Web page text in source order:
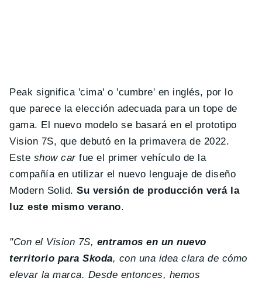
Peak significa 'cima' o 'cumbre' en inglés, por lo
que parece la elección adecuada para un tope de
gama. El nuevo modelo se basará en el prototipo
Vision 7S, que debutó en la primavera de 2022.
Este show carfue el primer vehículo de la
compañía en utilizar el nuevo lenguaje de diseño
Modern Solid. Su versión de producción verá la
luz este mismo verano.
"Con el Vision 7S, entramos en un nuevo
territorio para Skoda, con una idea clara de cómo
elevar la marca. Desde entonces, hemos